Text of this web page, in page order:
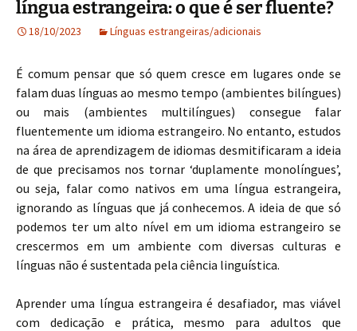
língua estrangeira: o que é ser fluente?
18/10/2023 Línguas estrangeiras/adicionais
É comum pensar que só quem cresce em lugares onde se
falam duas línguas ao mesmo tempo (ambientes bilíngues)
ou mais (ambientes multilíngues) consegue falar
fluentemente um idioma estrangeiro. No entanto, estudos
na área de aprendizagem de idiomas desmitificaram a ideia
de que precisamos nos tornar ‘duplamente monolíngues’,
ou seja, falar como nativos em uma língua estrangeira,
ignorando as línguas que já conhecemos. A ideia de que só
podemos ter um alto nível em um idioma estrangeiro se
crescermos em um ambiente com diversas culturas e
línguas não é sustentada pela ciência linguística.
Aprender uma língua estrangeira é desafiador, mas viável
com dedicação e prática, mesmo para adultos que